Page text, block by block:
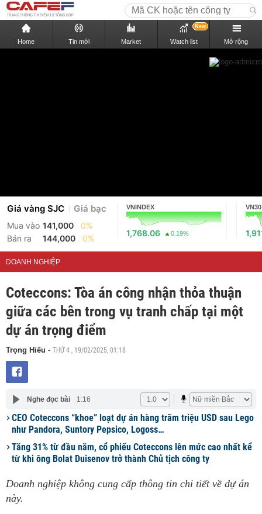
Home Tin mới Market Watch list
New
Mở rộng
Giá vàng SJC Giá bạc
Mua vào 141,000
0%
Bán ra
144,000 0%
VNINDEX
1,768.06 0.19%
VN30
DOANH NGHIỆP
Coteccons: Tòa án công nhận thỏa thuận
giữa các bên trong vụ tranh chấp tại một
dự án trọng điểm
Trọng Hiếu - THỨ 4 , 19/02/2025, 01:18
Nghe đọc bài 1:16
CEO Coteccons “khoe” loạt dự án hàng trăm triệu USD sau Lego
như Pandora, Suntory Pepsico, Logoss…
Tăng 31% từ đầu năm, cổ phiếu Coteccons lên mức cao nhất kể
từ khi ông Bolat Duisenov trở thành Chủ tịch công ty
Doanh nghiệp không cung cấp thông tin chi tiết về dự án
này.